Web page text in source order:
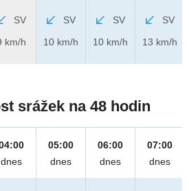
SV
km/h
SV
10 km/h
SV
10 km/h
SV
13 km/h
srážek na 48 hodin
dnes
05:00
dnes
06:00
dnes
07:00
dnes